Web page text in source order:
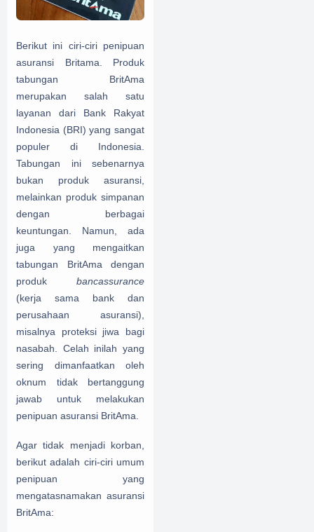
Berikut ini ciri-ciri penipuan
asuransi Britama. Produk
tabungan BritAma
merupakan salah satu
layanan dari Bank Rakyat
Indonesia (BRI) yang sangat
populer di Indonesia.
Tabungan ini sebenarnya
bukan produk asuransi,
melainkan produk simpanan
dengan berbagai
keuntungan. Namun, ada
juga yang mengaitkan
tabungan BritAma dengan
produk bancassurance
(kerja sama bank dan
perusahaan asuransi),
misalnya proteksi jiwa bagi
nasabah. Celah inilah yang
sering dimanfaatkan oleh
oknum tidak bertanggung
jawab untuk melakukan
penipuan asuransi BritAma.
Agar tidak menjadi korban,
berikut adalah ciri-ciri umum
penipuan yang
mengatasnamakan asuransi
BritAma: